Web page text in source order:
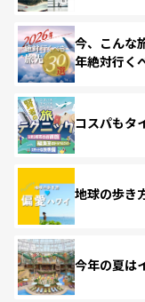
今、こんな
年絶対行く
コスパもタ
地球の歩き
今年の夏は